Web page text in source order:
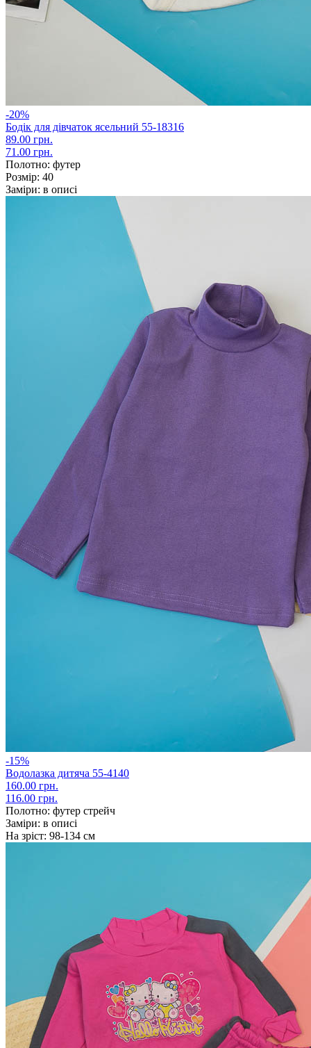
-20%
Бодік для дівчаток ясельний 55-18316
89.00 грн.
71.00 грн.
Полотно: футер
Розмір: 40
Заміри: в описі
-15%
Водолазка дитяча 55-4140
160.00 грн.
116.00 грн.
Полотно: футер стрейч
Заміри: в описі
На зріст: 98-134 см